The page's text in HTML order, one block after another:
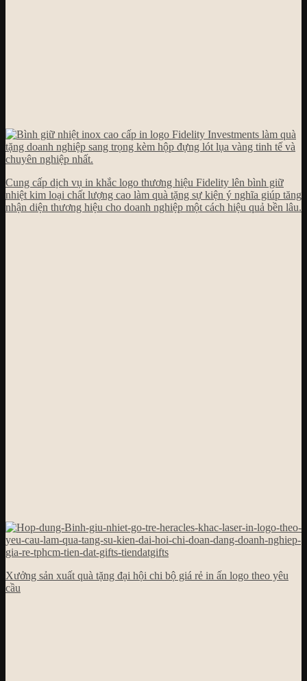
Cung cấp dịch vụ in khắc logo thương hiệu Fidelity lên bình giữ
nhiệt kim loại chất lượng cao làm quà tặng sự kiện ý nghĩa giúp tăng
nhận diện thương hiệu cho doanh nghiệp một cách hiệu quả bền lâu.
Xưởng sản xuất quà tặng đại hội chi bộ giá rẻ in ấn logo theo yêu
cầu